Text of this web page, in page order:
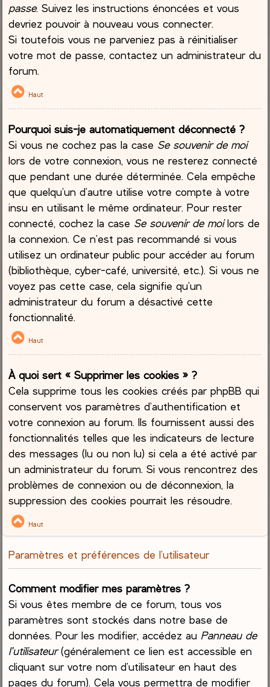
passe. Suivez les instructions énoncées et vous
devriez pouvoir à nouveau vous connecter.
Si toutefois vous ne parveniez pas à réinitialiser
votre mot de passe, contactez un administrateur du
forum.
Haut
Pourquoi suis-je automatiquement déconnecté ?
Si vous ne cochez pas la case Se souvenir de moi
lors de votre connexion, vous ne resterez connecté
que pendant une durée déterminée. Cela empêche
que quelqu’un d’autre utilise votre compte à votre
insu en utilisant le même ordinateur. Pour rester
connecté, cochez la case Se souvenir de moilors de
la connexion. Ce n’est pas recommandé si vous
utilisez un ordinateur public pour accéder au forum
(bibliothèque, cyber-café, université, etc.). Si vous ne
voyez pas cette case, cela signifie qu’un
administrateur du forum a désactivé cette
fonctionnalité.
Haut
À quoi sert « Supprimer les cookies » ?
Cela supprime tous les cookies créés par phpBB qui
conservent vos paramètres d’authentification et
votre connexion au forum. Ils fournissent aussi des
fonctionnalités telles que les indicateurs de lecture
des messages (lu ou non lu) si cela a été activé par
un administrateur du forum. Si vous rencontrez des
problèmes de connexion ou de déconnexion, la
suppression des cookies pourrait les résoudre.
Haut
Paramètres et préférences de l’utilisateur
Comment modifier mes paramètres ?
Si vous êtes membre de ce forum, tous vos
paramètres sont stockés dans notre base de
données. Pour les modifier, accédez au Panneau de
l’utilisateur(généralement ce lien est accessible en
cliquant sur votre nom d’utilisateur en haut des
pages du forum). Cela vous permettra de modifier